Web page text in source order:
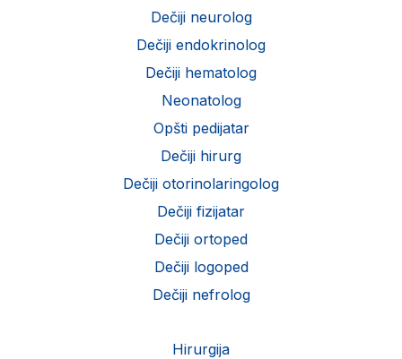
Dečiji neurolog
Dečiji endokrinolog
Dečiji hematolog
Neonatolog
Opšti pedijatar
Dečiji hirurg
Dečiji otorinolaringolog
Dečiji fizijatar
Dečiji ortoped
Dečiji logoped
Dečiji nefrolog
Hirurgija